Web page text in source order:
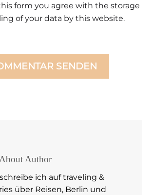
form you agree with the storage
of your data by this website.
SENDEN
Author
ich auf traveling &
über Reisen, Berlin und